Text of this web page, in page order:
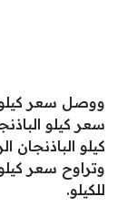
للكيلو.